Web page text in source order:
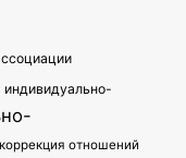
индивидуально-
коррекция отношений